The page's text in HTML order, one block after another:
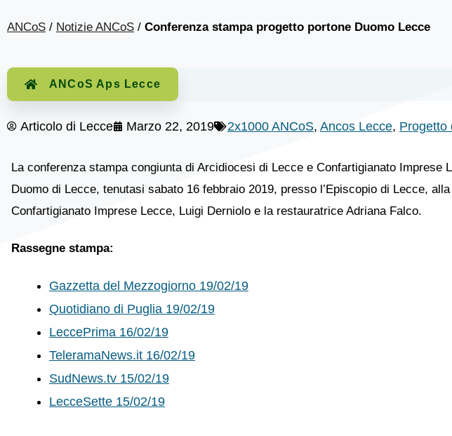
ANCoS / Notizie ANCoS / Conferenza stampa progetto portone Duomo Lecce
ANCoS Aps Lecce
Articolo di Lecce Marzo 22, 2019 2x1000 ANCoS, Ancos Lecce, Progetto
La conferenza stampa congiunta di Arcidiocesi di Lecce e Confartigianato
Duomo di Lecce, tenutasi sabato 16 febbraio 2019, presso l’Episcopio di Lecce,
Confartigianato Imprese Lecce, Luigi Derniolo e la restauratrice Adriana Falco.
Rassegne stampa:
Gazzetta del Mezzogiorno 19/02/19
Quotidiano di Puglia 19/02/19
LeccePrima 16/02/19
TeleramaNews.it 16/02/19
SudNews.tv 15/02/19
LecceSette 15/02/19